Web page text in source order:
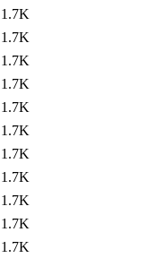
1.7K
1.7K
1.7K
1.7K
1.7K
1.7K
1.7K
1.7K
1.7K
1.7K
1.7K